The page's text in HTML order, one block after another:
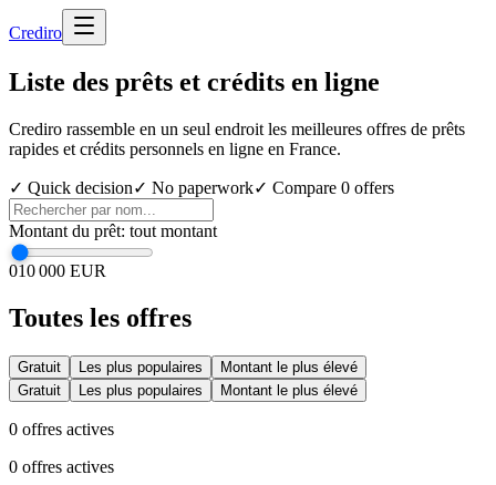
Crediro
Liste des prêts et crédits en ligne
Crediro rassemble en un seul endroit les meilleures offres de prêts
rapides et crédits personnels en ligne en France.
✓ Quick decision✓ No paperwork✓ Compare 0 offers
Montant du prêt: tout montant
010 000 EUR
Toutes les offres
Gratuit Les plus populaires
Montant le plus élevé
Gratuit
Les plus populaires Montant le plus élevé
0 offres actives
0 offres actives